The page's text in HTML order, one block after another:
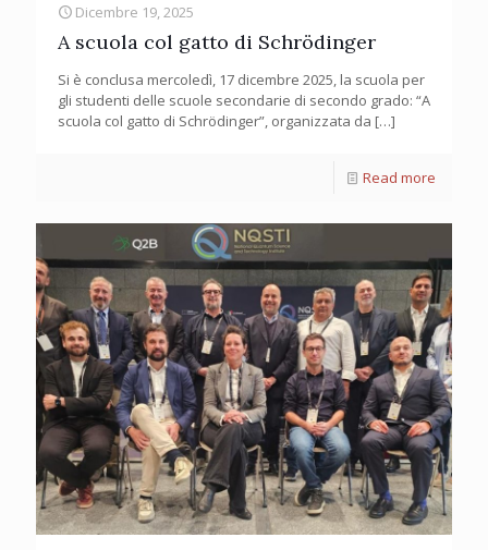
Dicembre 19, 2025
A scuola col gatto di Schrödinger
Si è conclusa mercoledì, 17 dicembre 2025, la scuola per
gli studenti delle scuole secondarie di secondo grado: “A
scuola col gatto di Schrödinger”, organizzata da […]
Read more